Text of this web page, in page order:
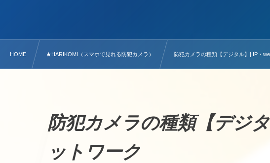
HOME ★HARIKOMI（スマホで見れる防犯カメラ） 防犯カメラの種類【デジタル】| IP・
防犯カメラの種類【デジ
ットワーク